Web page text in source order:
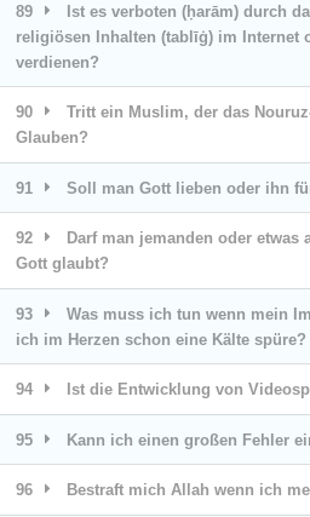
89
Ist es verboten (ḥarām) durch
religiösen Inhalten (tablīġ) im Internet
verdienen?
90
Tritt ein Muslim, der das
Glauben?
91 Soll man Gott lieben oder ihn
92
Darf man jemanden oder etwas
Gott glaubt?
93
Was muss ich tun wenn mein
ich im Herzen schon eine Kälte spüre?
94 Ist die Entwicklung von
95 Kann ich einen großen Fehler
96 Bestraft mich Allah wenn ich